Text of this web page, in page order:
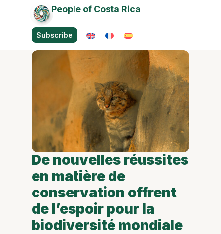
People of Costa Rica
Subscribe
De nouvelles réussites
en matière de
conservation offrent
de l’espoir pour la
biodiversité mondiale